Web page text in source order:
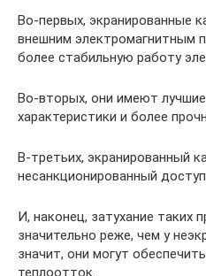
Во-первых, экранированные
внешним электромагнитным
более стабильную работу
Во-вторых, они имеют лучшие
характеристики и более
В-третьих, экранированный
несанкционированный
И, наконец, затухание таких
значительно реже, чем у
значит, они могут
теплоотток.